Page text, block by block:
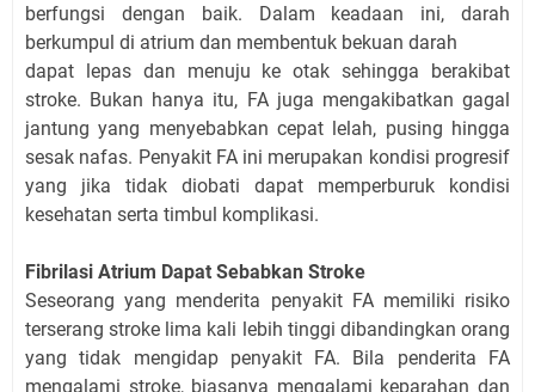
berfungsi dengan baik. Dalam keadaan ini, darah
berkumpul di atrium dan membentuk bekuan darah
dapat lepas dan menuju ke otak sehingga berakibat
stroke. Bukan hanya itu, FA juga mengakibatkan gagal
jantung yang menyebabkan cepat lelah, pusing hingga
sesak nafas. Penyakit FA ini merupakan kondisi progresif
yang jika tidak diobati dapat memperburuk kondisi
kesehatan serta timbul komplikasi.
Fibrilasi Atrium Dapat Sebabkan Stroke
Seseorang yang menderita penyakit FA memiliki risiko
terserang stroke lima kali lebih tinggi dibandingkan orang
yang tidak mengidap penyakit FA. Bila penderita FA
mengalami stroke, biasanya mengalami keparahan dan